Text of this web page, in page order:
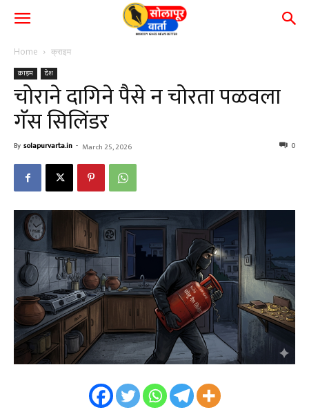
Home क्राइम
क्राइम देश
चोराने दागिने पैसे न चोरता पळवला
गॅस सिलिंडर
By solapurvarta.in - March 25, 2026 0